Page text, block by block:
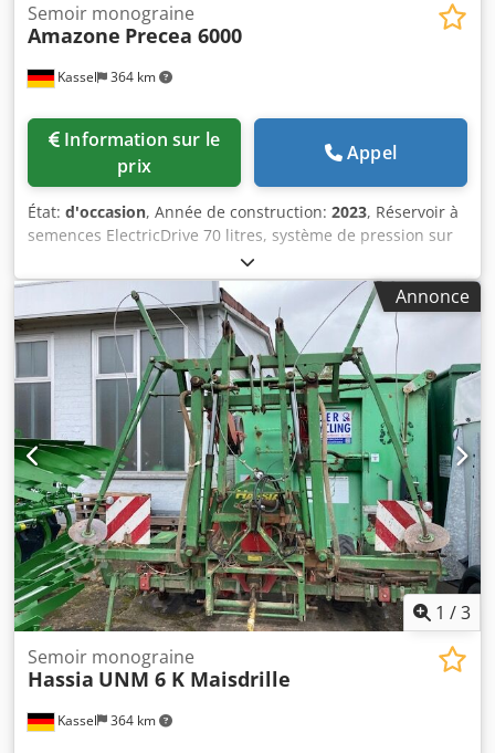
Kassel 364 km
Semoir monograine
Amazone Precea 6000
prix
Appel
État: d'occasion, Année de construction: 2023, Réservoir à
semences ElectricDrive 70 litres, système de pression sur
les socs hydraulique, réservoir d'engrais arrière / 1 250
litres, éclairage LED, terminal Twin 3.0, terminal ISObus
pour tracteur / Dcsdpfst H Hmusx An Ejk
Annonce
1 /3
Kassel 364 km
Semoir monograine
Hassia UNM 6 K Maisdrille